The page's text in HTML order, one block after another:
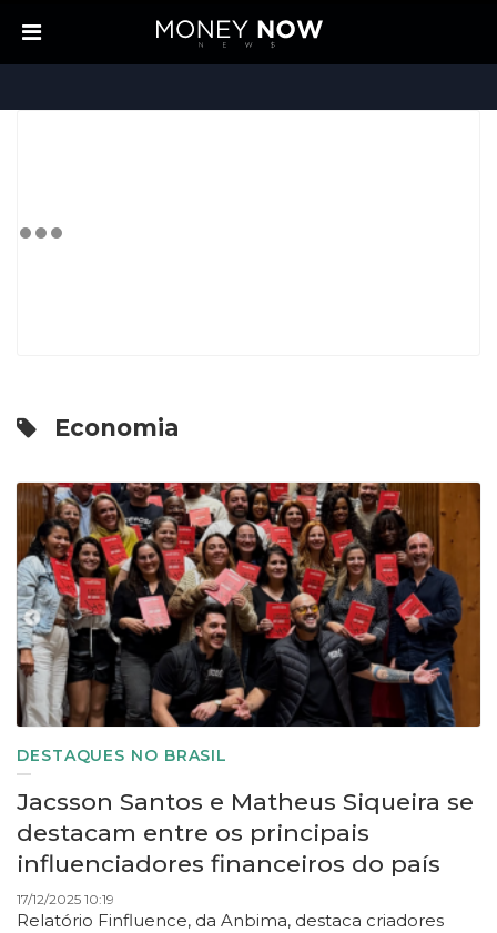
Economia
DESTAQUES NO BRASIL
Jacsson Santos e Matheus Siqueira se
destacam entre os principais
influenciadores financeiros do país
17/12/2025 10:19
Relatório Finfluence, da Anbima, destaca criadores